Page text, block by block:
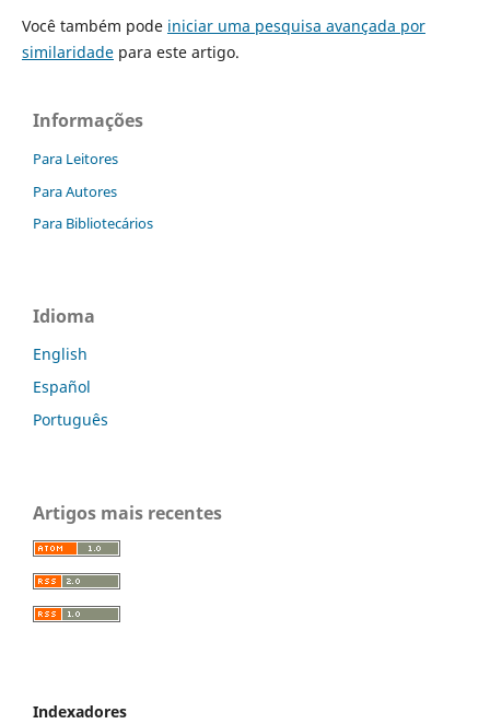
Você também pode iniciar uma pesquisa avançada por
similaridadepara este artigo.
Informações
Para Leitores
Para Autores
Para Bibliotecários
Idioma
English
Español
Português
Artigos mais recentes
Indexadores